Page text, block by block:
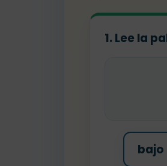
1. Lee la
bajo